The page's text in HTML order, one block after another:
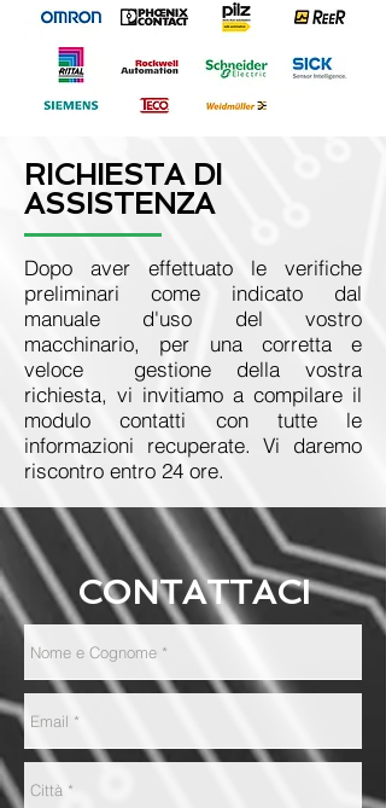
RICHIESTA DI
ASSISTENZA
Dopo aver effettuato le verifiche
preliminari come indicato dal
manuale d'uso del vostro
macchinario, per una corretta e
veloce gestione della vostra
richiesta, vi invitiamo a compilare il
modulo contatti con tutte le
informazioni recuperate. Vi daremo
riscontro entro 24 ore.
CONTATTACI